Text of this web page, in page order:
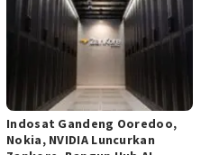
Indosat Gandeng Ooredoo,
Nokia, NVIDIA Luncurkan